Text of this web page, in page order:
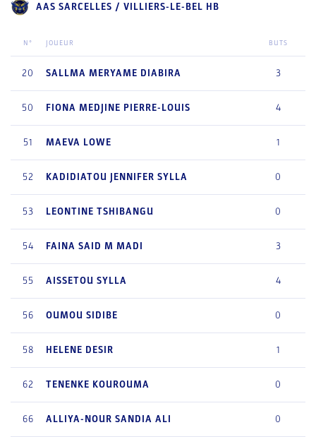
AAS SARCELLES / VILLIERS-LE-BEL HB
N° JOUEUR BUTS
20 SALLMA MERYAME DIABIRA 3
50 FIONA MEDJINE PIERRE-LOUIS 4
51 MAEVA LOWE 1
52 KADIDIATOU JENNIFER SYLLA 0
53 LEONTINE TSHIBANGU 0
54 FAINA SAID M MADI 3
55 AISSETOU SYLLA 4
56 OUMOU SIDIBE 0
58 HELENE DESIR 1
62 TENENKE KOUROUMA 0
66 ALLIYA-NOUR SANDIA ALI 0